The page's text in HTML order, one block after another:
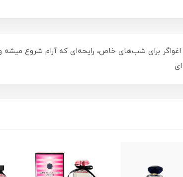
برای شب‌های خاص، رایحه‌ای که آرام شروع میشه و